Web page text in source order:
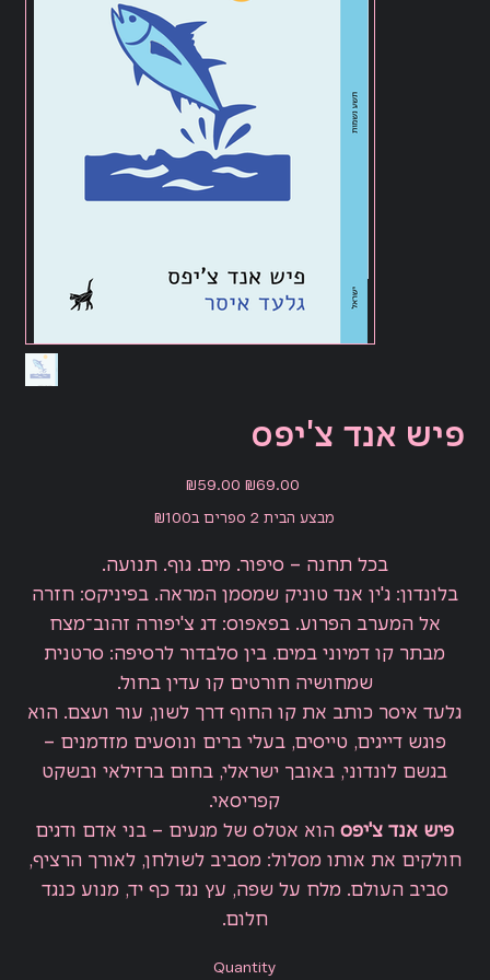
פיש אנד צ'יפס
Original
price
₪69.00
Sale
price
₪59.00
מבצע הבית 2 ספרים ב₪100
בכל תחנה – סיפור. מים. גוף. תנועה.
בלונדון: ג'ין אנד טוניק שמסמן המראה. בפיניקס: חזרה
אל המערב הפרוע. בפאפוס: דג צ'יפורה זהוב־מצח
מבתר קו דמיוני במים. בין סלבדור לרסיפה: סרטנית
שמחושיה חורטים קו עדין בחול.
גלעד איסר כותב את קו החוף דרך לשון, עור ועצם. הוא
פוגש דייגים, טייסים, בעלי ברים ונוסעים מזדמנים –
בגשם לונדוני, באובך ישראלי, בחום ברזילאי ובשקט
קפריסאי.
פיש אנד צ'יפסהוא אטלס של מגעים – בני אדם ודגים
חולקים את אותו מסלול: מסביב לשולחן, לאורך הרציף,
סביב העולם. מלח על שפה, עץ נגד כף יד, מנוע כנגד
חלום.
Quantity